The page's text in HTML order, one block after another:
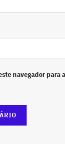
navegador para